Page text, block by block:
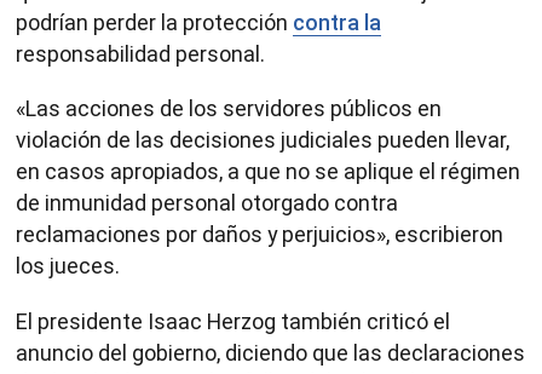
podrían perder la protección contra la
responsabilidad personal.
«Las acciones de los servidores públicos en
violación de las decisiones judiciales pueden llevar,
en casos apropiados, a que no se aplique el régimen
de inmunidad personal otorgado contra
reclamaciones por daños y perjuicios», escribieron
los jueces.
El presidente Isaac Herzog también criticó el
anuncio del gobierno, diciendo que las declaraciones